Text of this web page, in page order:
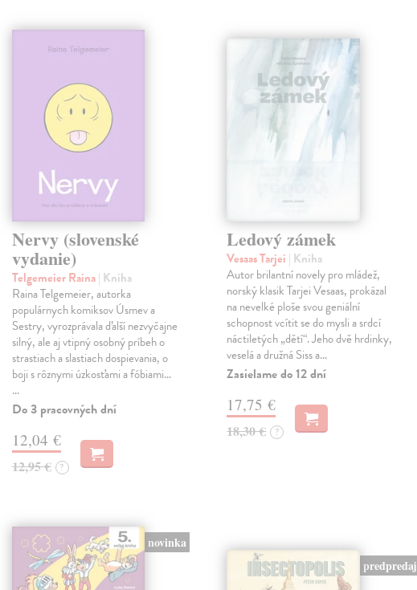
Nervy (slovenské
vydanie)
Telgemeier Raina| Kniha
Raina Telgemeier, autorka
populárnych komiksov Úsmev a
Sestry, vyrozprávala ďalší nezvyčajne
silný, ale aj vtipný osobný príbeh o
strastiach a slastiach dospievania, o
boji s rôznymi úzkosťami a fóbiami...
…
Do 3 pracovných dní
12,04 €
12,95 € ?
Ledový zámek
Vesaas Tarjei | Kniha
Autor brilantní novely pro mládež,
norský klasik Tarjei Vesaas, prokázal
na nevelké ploše svou geniální
schopnost vcítit se do mysli a srdcí
náctiletých „dětí“. Jeho dvě hrdinky,
veselá a družná Siss a…
Zasielame do 12 dní
17,75 €
18,30 € ?
novinka
predpredaj